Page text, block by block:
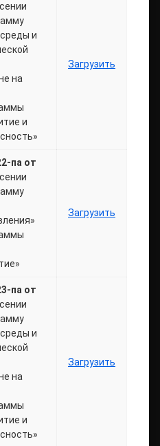
и
на
и
Загрузить
па от
Загрузить
па от
и
на
и
Загрузить